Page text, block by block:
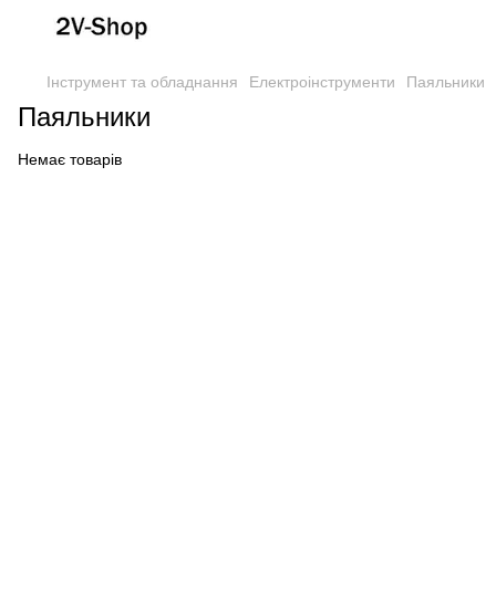
Інструмент та обладнання Електроінструменти Паяльники
Паяльники
Немає товарів